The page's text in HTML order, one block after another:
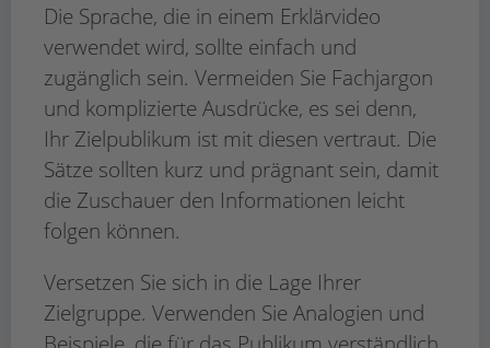
Die Sprache, die in einem Erklärvideo
verwendet wird, sollte einfach und
zugänglich sein. Vermeiden Sie Fachjargon
und komplizierte Ausdrücke, es sei denn,
Ihr Zielpublikum ist mit diesen vertraut. Die
Sätze sollten kurz und prägnant sein, damit
die Zuschauer den Informationen leicht
folgen können.
Versetzen Sie sich in die Lage Ihrer
Zielgruppe. Verwenden Sie Analogien und